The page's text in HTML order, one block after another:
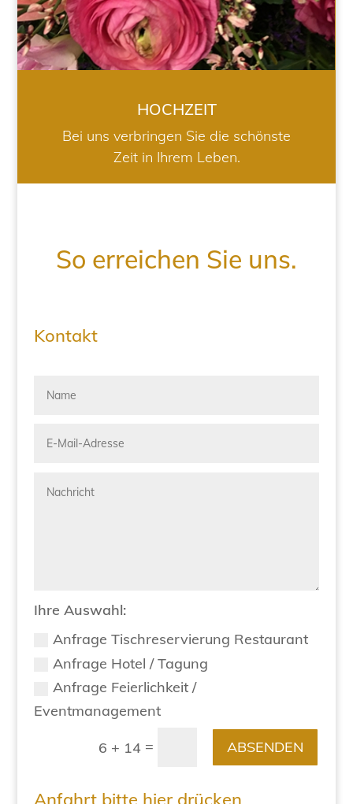
HOCHZEIT
Bei uns verbringen Sie die schönste
Zeit in Ihrem Leben.
So erreichen Sie uns.
Kontakt
Ihre Auswahl:
Anfrage Tischreservierung Restaurant
Anfrage Hotel / Tagung
Anfrage Feierlichkeit /
Eventmanagement
6 + 14 = ABSENDEN
Anfahrt bitte hier drücken